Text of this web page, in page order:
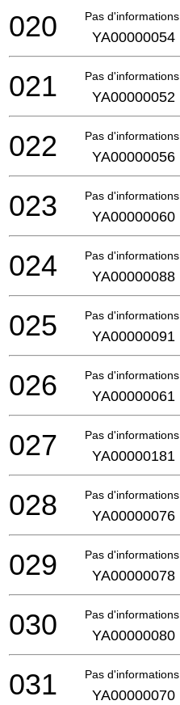
Pas
020 YA00000054
Pas
021 YA00000052
Pas
022 YA00000056
Pas
023 YA00000060
Pas
024 YA00000088
Pas
025 YA00000091
Pas
026 YA00000061
Pas
027 YA00000181
Pas
028 YA00000076
Pas
029 YA00000078
Pas
030 YA00000080
Pas
031 YA00000070